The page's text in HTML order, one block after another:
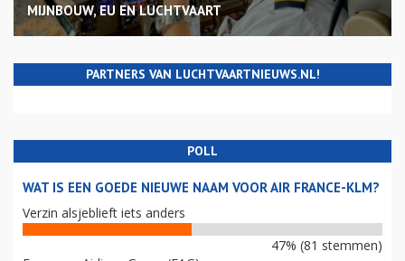
MIJNBOUW, EU EN LUCHTVAART
PARTNERS VAN LUCHTVAARTNIEUWS.NL!
POLL
WAT IS EEN GOEDE NIEUWE NAAM VOOR AIR FRANCE-KLM?
Verzin alsjeblieft iets anders
47% (81 stemmen)